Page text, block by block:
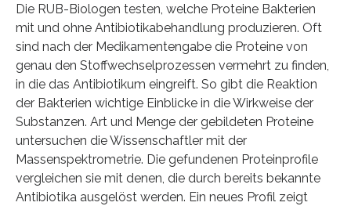
Die RUB-Biologen testen, welche Proteine Bakterien
mit und ohne Antibiotikabehandlung produzieren. Oft
sind nach der Medikamentengabe die Proteine von
genau den Stoffwechselprozessen vermehrt zu finden,
in die das Antibiotikum eingreift. So gibt die Reaktion
der Bakterien wichtige Einblicke in die Wirkweise der
Substanzen. Art und Menge der gebildeten Proteine
untersuchen die Wissenschaftler mit der
Massenspektrometrie. Die gefundenen Proteinprofile
vergleichen sie mit denen, die durch bereits bekannte
Antibiotika ausgelöst werden. Ein neues Profil zeigt